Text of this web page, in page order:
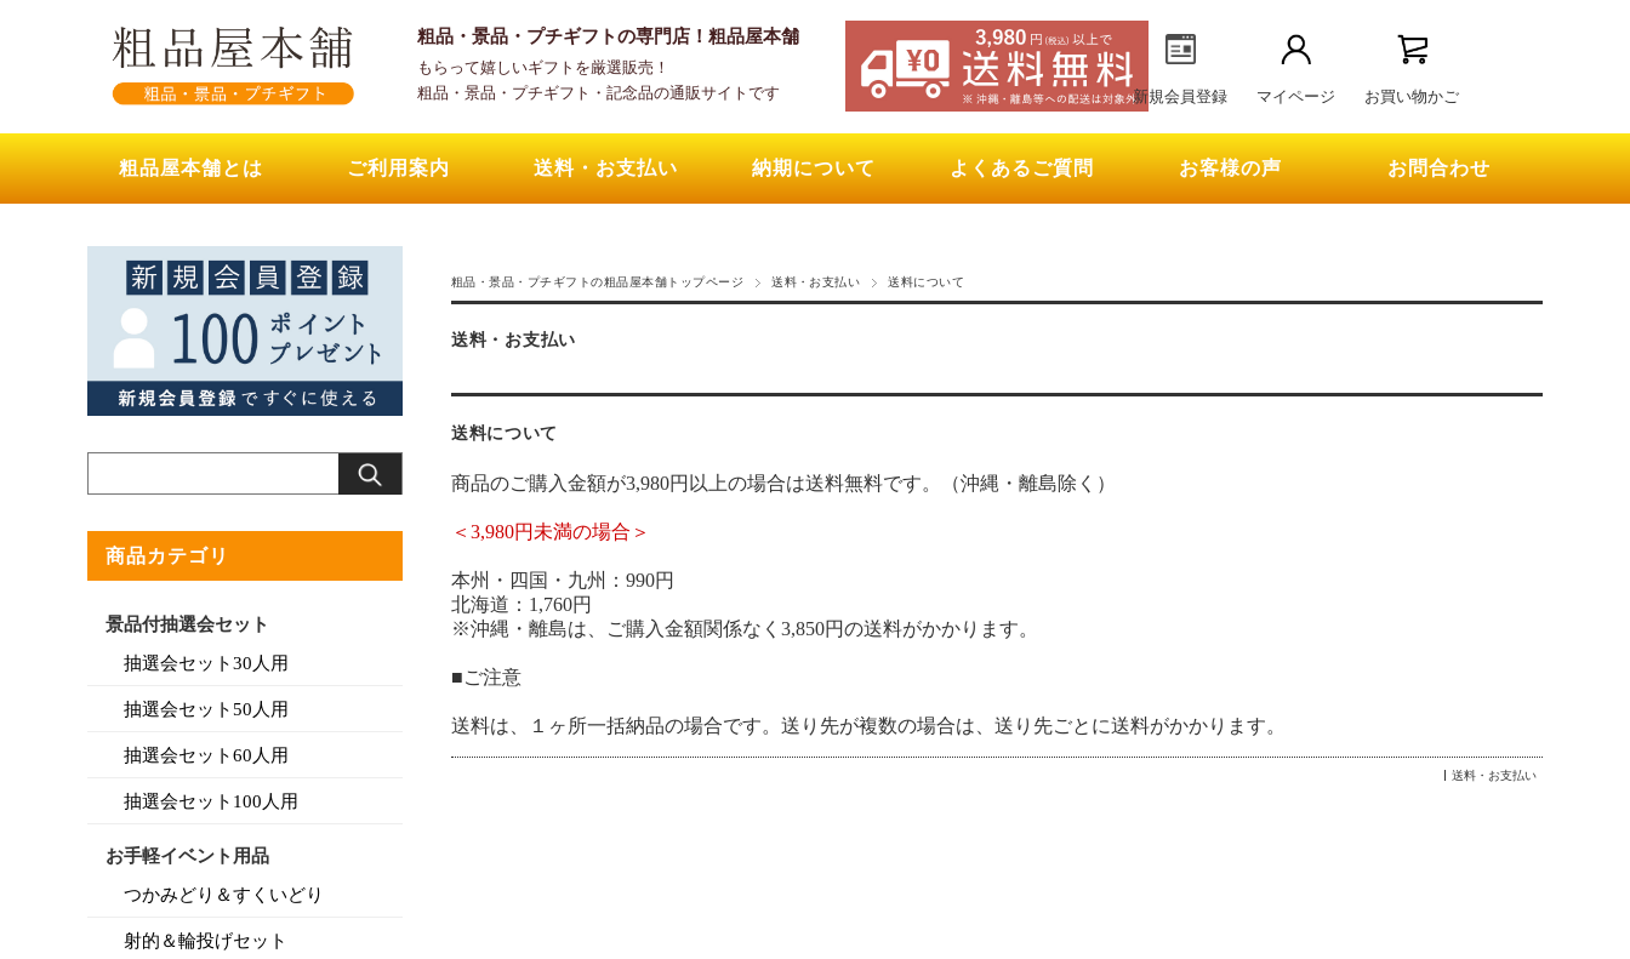
粗品・景品・プチギフトの専門店！粗品屋本舗
もらって嬉しいギフトを厳選販売！
粗品・景品・プチギフト・記念品の通販サイトです
新規会員登録 マイページ お買い物かご
粗品屋本舗とは ご利用案内 送料・お支払い 納期について よくあるご質問 お客様の声 お問合わせ
粗品・景品・プチギフトの粗品屋本舗トップページ 送料・お支払い 送料について
送料・お支払い
送料について
商品のご購入金額が3,980円以上の場合は送料無料です。（沖縄・離島除く）
＜3,980円未満の場合＞
本州・四国・九州：990円
北海道：1,760円
※沖縄・離島は、ご購入金額関係なく3,850円の送料がかかります。
■ご注意
送料は、１ヶ所一括納品の場合です。送り先が複数の場合は、送り先ごとに送料がかかります。
送料・お支払い
商品カテゴリ
景品付抽選会セット
抽選会セット30人用
抽選会セット50人用
抽選会セット60人用
抽選会セット100人用
お手軽イベント用品
つかみどり＆すくいどり
射的＆輪投げセット